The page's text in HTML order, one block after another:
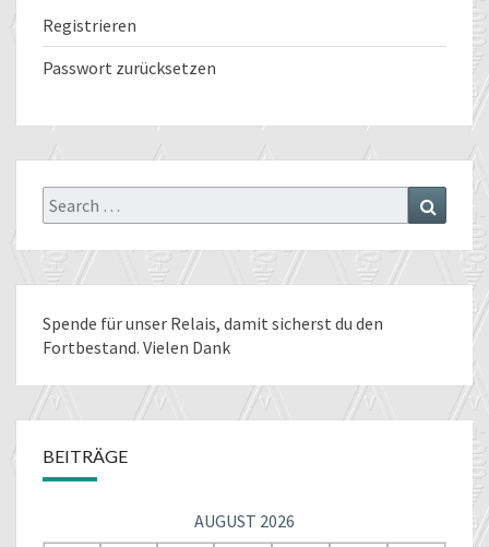
Registrieren
Passwort zurücksetzen
Search
for:
Spende für unser Relais, damit sicherst du den
Fortbestand. Vielen Dank
BEITRÄGE
AUGUST 2026